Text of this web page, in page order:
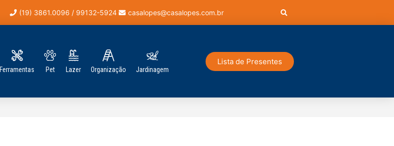
(19) 3861.0096 / 99132-5924 casalopes@casalopes.com.br
Ferramentas Pet Lazer Organização Jardinagem
Lista de Presentes